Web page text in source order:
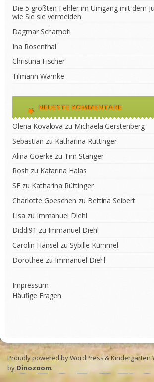
Die 5 größten Fehler im Umgang mit dem
wie Sie sie vermeiden
Dagmar Schamoti
Ina Rosenthal
Christina Fischer
Tilmann Warnke
NEUESTE KOMMENTARE
Olena Kovalova zu Michaela Gerstenberg
Sebastian zu Katharina Rüttinger
Alina Goerke zu Tim Stanger
Rosh zu Katarina Halas
SF zu Katharina Rüttinger
Charlotte Goeschen zu Bettina Seibert
Lisa zu Immanuel Diehl
Diddi91 zu Immanuel Diehl
Carolin Hänsel zu Sybille Kümmel
Dorothee zu Immanuel Diehl
Impressum
Häufige Fragen
Proudly powered by WordPress&Kindergarten
by Dinozoom.